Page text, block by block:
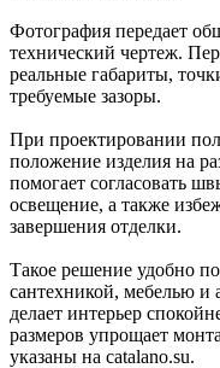
Фотография передает
технический чертеж.
реальные габариты,
требуемые зазоры.
При проектировании
положение изделия на
помогает согласовать
освещение, а также
завершения отделки.
Такое решение удобно
сантехникой, мебелью и
делает интерьер
размеров упрощает
указаны на catalano.su.